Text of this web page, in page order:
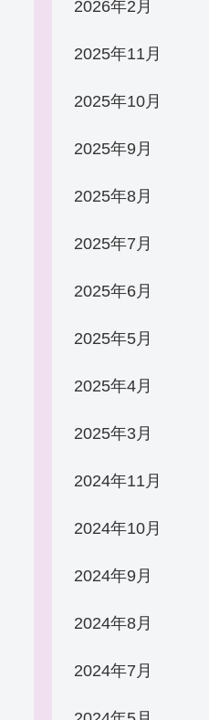
2026年2月
2025年11月
2025年10月
2025年9月
2025年8月
2025年7月
2025年6月
2025年5月
2025年4月
2025年3月
2024年11月
2024年10月
2024年9月
2024年8月
2024年7月